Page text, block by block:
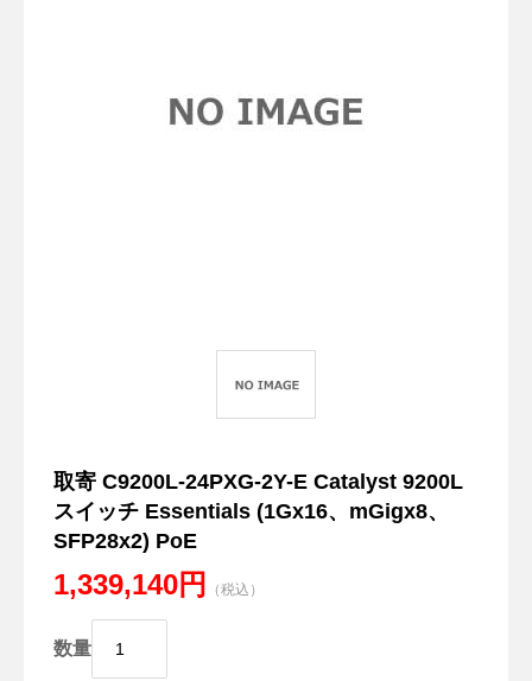
取寄 C9200L-24PXG-2Y-E Catalyst 9200L
スイッチ Essentials (1Gx16、mGigx8、
SFP28x2) PoE
1,339,140円 （税込）
数量